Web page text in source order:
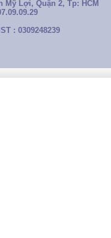
Mỹ Lợi, Quận 2, Tp: HCM
: 0309248239